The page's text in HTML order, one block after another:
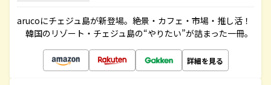
arucoにチェジュ島が新登場。絶景・カフェ・市場・推し活！
韓国のリゾート・チェジュ島の“やりたい”が詰まった一冊。
詳細を見る